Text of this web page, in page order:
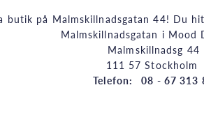
butik på Malmskillnadsgatan 44! Du
Malmskillnadsgatan i Mood
Malmskillnadsg 44
111 57 Stockholm
Telefon: 08 - 67 313